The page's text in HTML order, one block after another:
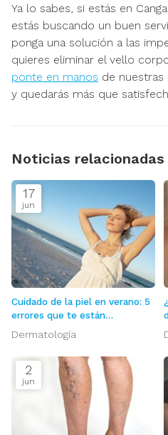
Ya lo sabes, si estás en
estás buscando un buen
ponga una solución a las
quieres eliminar el vello
ponte en manos de nuestras
y quedarás más que
Noticias relacionadas
17
jun
Cuidado de la piel en verano: 5
errores que te están
envejeciendo
Dermatología
2
jun